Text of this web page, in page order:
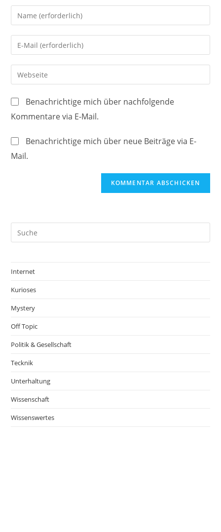
Gib
deinen
Namen
oder
Benutzernamen
zum
ein
Gib
deine
E-
Mail-
zum
Kommentieren
Gib
deine
Website-
URL
ein
Benachrichtige mich über nachfolgende
Kommentare via E-Mail.
Benachrichtige mich über neue Beiträge via E-
Mail.
Internet
Kurioses
Mystery
Off Topic
Politik & Gesellschaft
Tecknik
Unterhaltung
Wissenschaft
Wissenswertes